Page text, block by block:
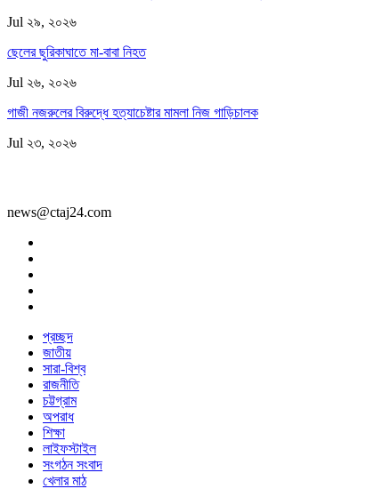
Jul ২৯, ২০২৬
ছেলের ছুরিকাঘাতে মা-বাবা নিহত
Jul ২৬, ২০২৬
গাজী নজরুলের বিরুদ্ধে হত্যাচেষ্টার মামলা নিজ গাড়িচালক
Jul ২৩, ২০২৬
news@ctaj24.com
প্রচ্ছদ
জাতীয়
সারা-বিশ্ব
রাজনীতি
চট্টগ্রাম
অপরাধ
শিক্ষা
লাইফস্টাইল
সংগঠন সংবাদ
খেলার মাঠ